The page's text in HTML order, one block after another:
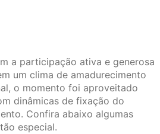
a participação ativa e generosa
um clima de amadurecimento
o momento foi aproveitado
dinâmicas de fixação do
Confira abaixo algumas
especial.